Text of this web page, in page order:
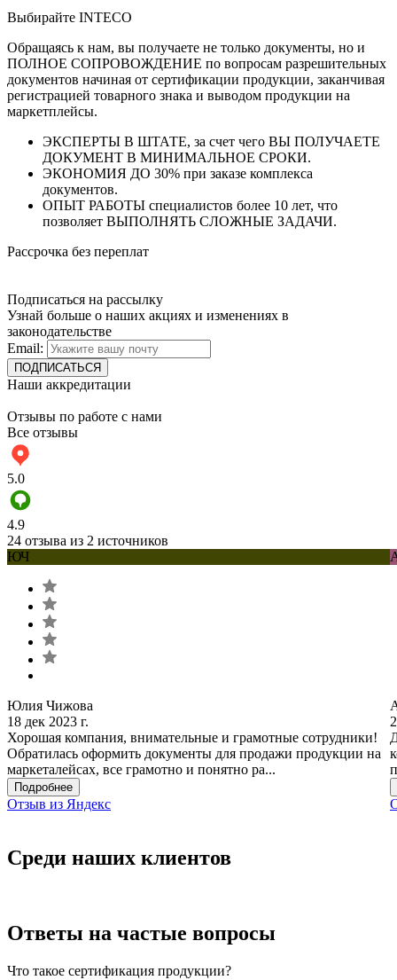
Выбирайте INTECO
Обращаясь к нам, вы получаете не только документы, но и
ПОЛНОЕ СОПРОВОЖДЕНИЕ по вопросам разрешительных
документов начиная от сертификации продукции, заканчивая
регистрацией товарного знака и выводом продукции на
маркетплейсы.
ЭКСПЕРТЫ В ШТАТЕ, за счет чего ВЫ ПОЛУЧАЕТЕ
ДОКУМЕНТ В МИНИМАЛЬНОЕ СРОКИ.
ЭКОНОМИЯ ДО 30% при заказе комплекса
документов.
ОПЫТ РАБОТЫ специалистов более 10 лет, что
позволяет ВЫПОЛНЯТЬ СЛОЖНЫЕ ЗАДАЧИ.
Рассрочка без переплат
Подписаться на рассылку
Узнай больше о наших акциях и изменениях в
законодательстве
Email:
Наши аккредитации
Отзывы по работе с нами
Все отзывы
5.0
4.9
24 отзыва из 2 источников
ЮЧ
Юлия Чижова
18 дек 2023 г.
Хорошая компания, внимательные и грамотные сотрудники!
Обратилась оформить документы для продажи продукции на
маркеталейсах, все грамотно и понятно ра...
Подробнее
Отзыв из Яндекс
Среди наших клиентов
Ответы на частые вопросы
Что такое сертификация продукции?